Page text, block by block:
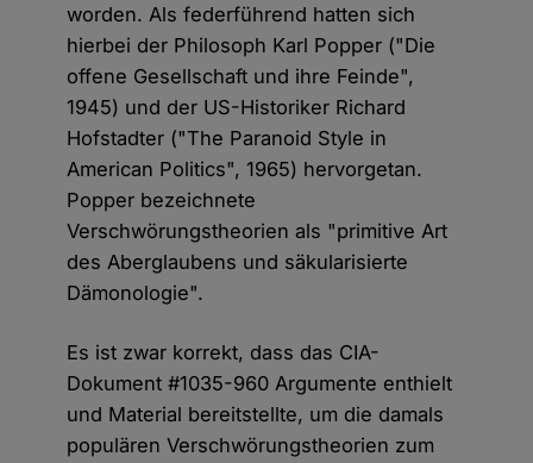
worden. Als federführend hatten sich
hierbei der Philosoph Karl Popper ("Die
offene Gesellschaft und ihre Feinde",
1945) und der US-Historiker Richard
Hofstadter ("The Paranoid Style in
American Politics", 1965) hervorgetan.
Popper bezeichnete
Verschwörungstheorien als "primitive Art
des Aberglaubens und säkularisierte
Dämonologie".
Es ist zwar korrekt, dass das CIA-
Dokument #1035-960 Argumente enthielt
und Material bereitstellte, um die damals
populären Verschwörungstheorien zum